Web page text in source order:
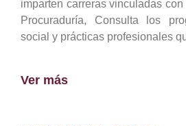
imparten carreras vinculadas
Procuraduría, Consulta los
social y prácticas profesionales
Ver más